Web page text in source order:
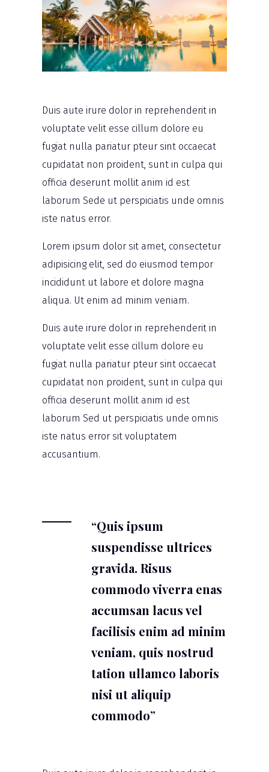
Duis aute irure dolor in reprehenderit in
voluptate velit esse cillum dolore eu
fugiat nulla pariatur pteur sint occaecat
cupidatat non proident, sunt in culpa qui
officia deserunt mollit anim id est
laborum Sede ut perspiciatis unde omnis
iste natus error.
Lorem ipsum dolor sit amet, consectetur
adipisicing elit, sed do eiusmod tempor
incididunt ut labore et dolore magna
aliqua. Ut enim ad minim veniam.
Duis aute irure dolor in reprehenderit in
voluptate velit esse cillum dolore eu
fugiat nulla pariatur pteur sint occaecat
cupidatat non proident, sunt in culpa qui
officia deserunt mollit anim id est
laborum Sed ut perspiciatis unde omnis
iste natus error sit voluptatem
accusantium.
“Quis ipsum
suspendisse ultrices
gravida. Risus
commodo viverra enas
accumsan lacus vel
facilisis enim ad minim
veniam, quis nostrud
tation ullamco laboris
nisi ut aliquip
commodo”